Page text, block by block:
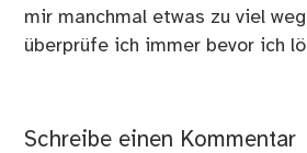
mir manchmal etwas zu viel
überprüfe ich immer bevor ich
Schreibe einen Kommentar